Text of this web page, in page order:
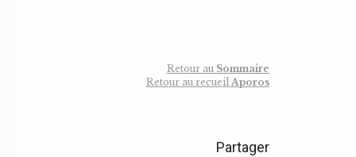
Retour au Sommaire
Retour au recueil Aporos
Partager